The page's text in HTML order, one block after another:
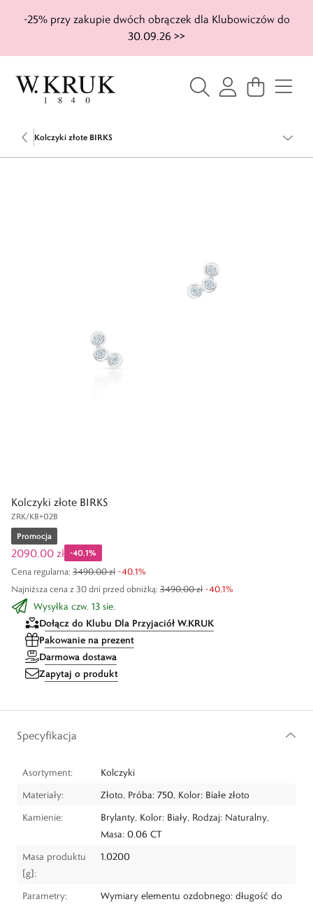
-25% przy zakupie dwóch obrączek dla Klubowiczów do
30.09.26 >>
Kolczyki złote BIRKS
Kolczyki złote BIRKS
ZRK/KB+02B
Promocja
2090,00 zł -40,1%
Najniższa cena z 30 dni przed obniżką: 3490,00 zł -40,1%
Cena regularna: 3490,00 zł -40,1%
Wysyłka czw. 13 sie.
Dołącz do Klubu Dla Przyjaciół W.KRUK
Pakowanie na prezent
Darmowa dostawa
Zapytaj o produkt
Specyfikacja
Asortyment:
Kolczyki
Materiały:
Złoto, Próba: 750, Kolor: Białe złoto
Kamienie:
Brylanty, Kolor: Biały, Rodzaj: Naturalny,
Masa: 0.06 CT
Masa produktu
[g]:
1.0200
Parametry:
Wymiary elementu ozdobnego: długość do